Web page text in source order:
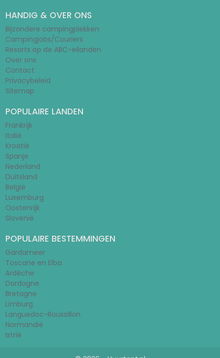
HANDIG & OVER ONS
Bijzondere campingplekken
Campingjobs/Couriers
Resorts op de ABC-eilanden
Over ons
Contact
Privacybeleid
Sitemap
POPULAIRE LANDEN
Frankrijk
Italië
Kroatië
Spanje
Nederland
Duitsland
België
Luxemburg
Oostenrijk
Slovenië
POPULAIRE BESTEMMINGEN
Gardameer
Toscane en Elba
Ardèche
Dordogne
Bretagne
Limburg
Languedoc-Roussillon
Normandië
Istrië